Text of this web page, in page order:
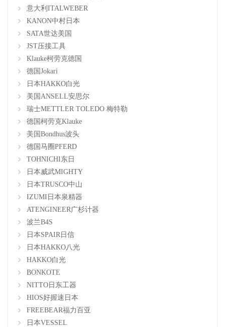
意大利ITALWEBER
KANON中村日本
SATA世达美国
JST压接工具
Klauke柯劳克德国
德国Jokari
日本HAKKO白光
美国ANSELL安思尔
瑞士METTLER TOLEDO 梅特勒
德国柯劳克Klauke
美国Bondhus波头
德国马圈PFERD
TOHNICHI东日
日本威武MIGHTY
日本TRUSCO中山
IZUMI日本泉精器
ATENGINEER广杉计器
波兰B4S
日本SPAIR日信
日本HAKKO八光
HAKKO白光
BONKOTE
NITTO日东工器
HIOS好握速日本
FREEBEAR福力百亚
日本VESSEL